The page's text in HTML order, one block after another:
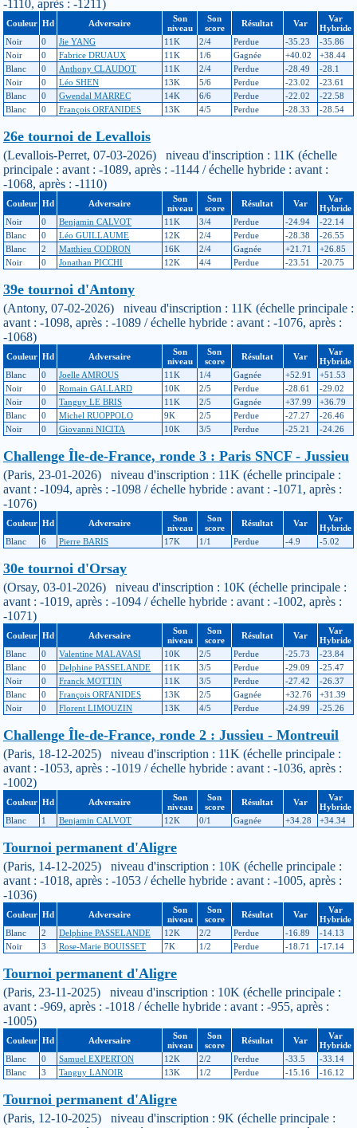
-1110, après : -1211)
Couleur Hd Adversaire
Son
niveau
Son
score
Résultat Var
Var
Hybride
Noir
0 Jie YANG 11K 2/4 Perdue -35.23
-35.86
Noir
0 Fabrice DRUAUX 11K 1/6 Gagnée +40.02
+38.44
Blanc
0 Anthony CLAUDOT 11K 2/4 Perdue -28.49
-28.1
Noir
0 Léo SHEN 13K 5/6 Perdue -23.02
-23.61
Blanc
0 Gwendal MARREC 14K 6/6 Perdue -22.02
-22.58
Blanc
0 François ORFANIDES 13K 4/5 Perdue -28.33 -28.54
26e tournoi de Levallois
(Levallois-Perret, 07-03-2026) niveau d'inscription : 11K (échelle
principale : avant : -1089, après : -1144 / échelle hybride : avant :
-1068, après : -1110)
Couleur Hd Adversaire
Son
niveau
Son
score
Résultat Var
Var
Hybride
Noir
0 Benjamin CALVOT 11K 3/4 Perdue -24.94
-22.14
Blanc
0 Léo GUILLAUME 12K 2/4 Perdue -28.38
-26.55
Blanc
2 Matthieu CODRON 16K 2/4 Gagnée +21.71
+26.85
Noir
0 Jonathan PICCHI 12K 4/4 Perdue -23.51 -20.75
39e tournoi d'Antony
(Antony, 07-02-2026) niveau d'inscription : 11K (échelle principale :
avant : -1098, après : -1089 / échelle hybride : avant : -1076, après :
-1068)
Couleur Hd Adversaire
Son
niveau
Son
score
Résultat Var
Var
Hybride
Blanc
0 Joelle AMROUS 11K 1/4 Gagnée +52.91
+51.53
Noir
0 Romain GALLARD 10K 2/5 Perdue -28.61
-29.02
Noir
0 Tanguy LE BRIS 11K 2/5 Gagnée +37.99
+36.79
Blanc
0 Michel RUOPPOLO 9K 2/5 Perdue -27.27
-26.46
Noir
0 Giovanni NICITA 10K 3/5 Perdue -25.21 -24.26
Challenge Île-de-France, ronde 3 : Paris SNCF - Jussieu
(Paris, 23-01-2026) niveau d'inscription : 11K (échelle principale :
avant : -1094, après : -1098 / échelle hybride : avant : -1071, après :
-1076)
Couleur Hd Adversaire
Son
niveau
Son
score
Résultat Var
Var
Hybride
Blanc
6 Pierre BARIS 17K 1/1 Perdue -4.9 -5.02
30e tournoi d'Orsay
(Orsay, 03-01-2026) niveau d'inscription : 10K (échelle principale :
avant : -1019, après : -1094 / échelle hybride : avant : -1002, après :
-1071)
Couleur Hd Adversaire
Son
niveau
Son
score
Résultat Var
Var
Hybride
Blanc
0 Valentine MALAVASI 10K 2/5 Perdue -25.73
-23.84
Blanc
0 Delphine PASSELANDE 11K 3/5 Perdue -29.09
-25.47
Noir
0 Franck MOTTIN 11K 3/5 Perdue -27.42
-26.37
Blanc
0 François ORFANIDES 13K 2/5 Gagnée +32.76
+31.39
Noir
0 Florent LIMOUZIN 13K 4/5 Perdue -24.99 -25.26
Challenge Île-de-France, ronde 2 : Jussieu - Montreuil
(Paris, 18-12-2025) niveau d'inscription : 11K (échelle principale :
avant : -1053, après : -1019 / échelle hybride : avant : -1036, après :
-1002)
Couleur Hd Adversaire
Son
niveau
Son
score
Résultat Var
Var
Hybride
Blanc
1 Benjamin CALVOT 12K 0/1 Gagnée +34.28 +34.34
Tournoi permanent d'Aligre
(Paris, 14-12-2025) niveau d'inscription : 10K (échelle principale :
avant : -1018, après : -1053 / échelle hybride : avant : -1005, après :
-1036)
Couleur Hd Adversaire
Son
niveau
Son
score
Résultat Var
Var
Hybride
Blanc
2 Delphine PASSELANDE 12K 2/2 Perdue -16.89
-14.13
Noir
3 Rose-Marie BOUISSET 7K 1/2 Perdue -18.71 -17.14
Tournoi permanent d'Aligre
(Paris, 23-11-2025) niveau d'inscription : 10K (échelle principale :
avant : -969, après : -1018 / échelle hybride : avant : -955, après :
-1005)
Couleur Hd Adversaire
Son
niveau
Son
score
Résultat Var
Var
Hybride
Blanc
0 Samuel EXPERTON 12K 2/2 Perdue -33.5
-33.14
Blanc
3 Tanguy LANOIR 13K 1/2 Perdue -15.16 -16.12
Tournoi permanent d'Aligre
(Paris, 12-10-2025) niveau d'inscription : 9K (échelle principale :